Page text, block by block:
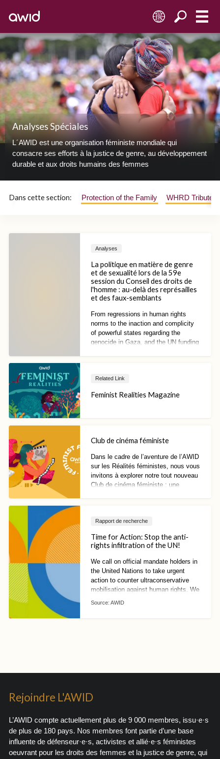
FR
Analyses Spéciales
L´AWID est une organisation féministe mondiale qui
consacre ses efforts à la justice de genre, au développement
durable et aux droits humains des femmes
Dans cette section: Protection of the Family WHRD Tribute
Analyses
La politique en matière de genre
et de sexualité lors de la 59e
session du Conseil des droits de
l'homme : au-delà des représailles
et des faux-semblants
From regressions in human rights
norms to the inaction and complicity
of powerful states regarding the
genocide in Gaza, and the UN funding
pursuit of justice and accountability
Related Link
Feminist Realities Magazine
Club de cinéma féministe
Dans le cadre de l’aventure de l’AWID
sur les Réalités féministes, nous vous
invitons à explorer notre tout nouveau
Club de cinéma féministe : une
narrateurs·rices féministes du monde
Rapport de recherche
Time for Action: Stop the anti-
rights infiltration of the UN!
We call on official mandate holders in
the United Nations to take urgent
action to counter ultraconservative
mobilisation against human rights. We
can no longer afford to wait!
Source: AWID
Rejoindre L'AWID
L’AWID compte actuellement plus de 9 000 membres, issu·e·s
de plus de 180 pays. Nos membres font partie d’une base
influente de défenseur·e·s, activistes et allié·e·s féministes
oeuvrant pour les droits des femmes et la justice de genre, qui